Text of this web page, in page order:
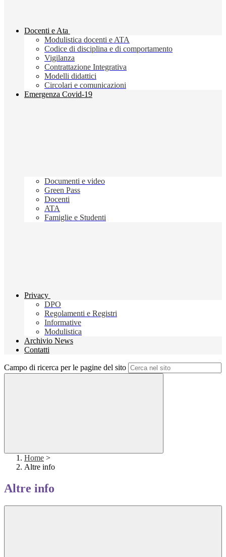
Docenti e Ata
Modulistica docenti e ATA
Codice di disciplina e di comportamento
Vigilanza
Contrattazione Integrativa
Modelli didattici
Circolari e comunicazioni
Emergenza Covid-19
Documenti e video
Green Pass
Docenti
ATA
Famiglie e Studenti
Privacy
DPO
Regolamenti e Registri
Informative
Modulistica
Archivio News
Contatti
Campo di ricerca per le pagine del sito
Home >
Altre info
Altre info